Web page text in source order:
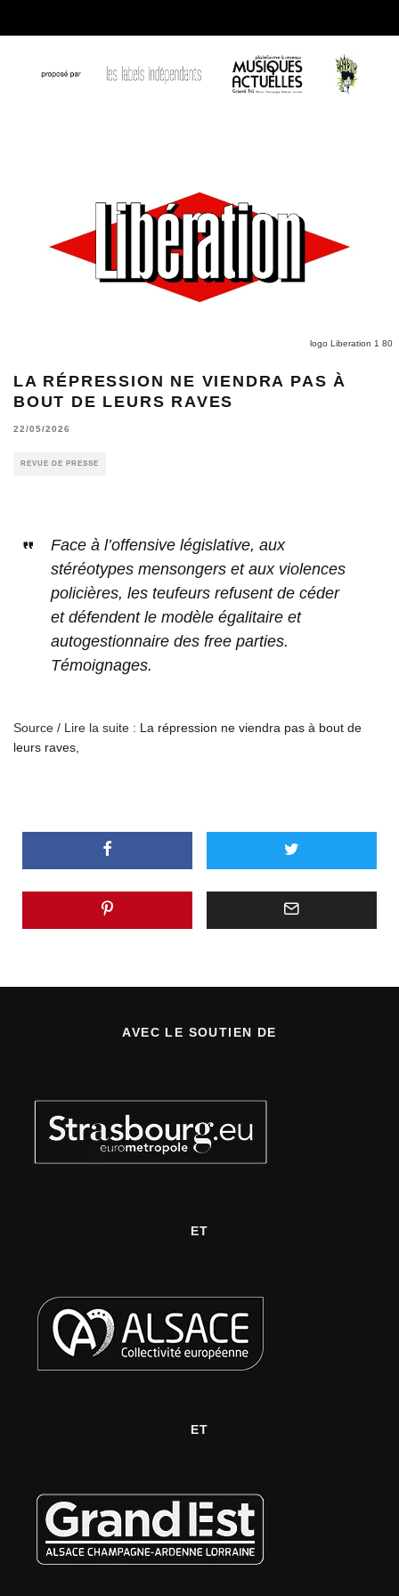
logo Liberation 1 80
LA RÉPRESSION NE VIENDRA PAS À
BOUT DE LEURS RAVES
22/05/2026
REVUE DE PRESSE
Face à l’offensive législative, aux
stéréotypes mensongers et aux violences
policières, les teufeurs refusent de céder
et défendent le modèle égalitaire et
autogestionnaire des free parties.
Témoignages.
Source / Lire la suite : La répression ne viendra pas à bout de
leurs raves,
AVEC LE SOUTIEN DE
ET
ET